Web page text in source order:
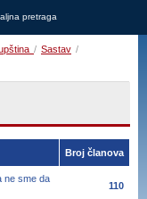
pretraga
/ Sastav /
Broj članova
ne sme da
110